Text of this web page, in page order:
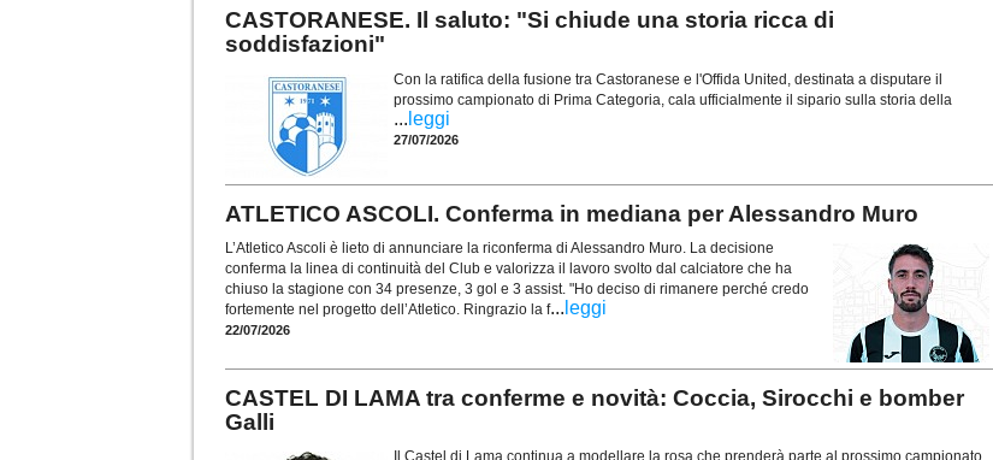
CASTORANESE. Il saluto: "Si chiude una storia ricca di
soddisfazioni"
Con la ratifica della fusione tra Castoranese e l'Offida United, destinata a disputare il
prossimo campionato di Prima Categoria, cala ufficialmente il sipario sulla storia della
... leggi
27/07/2026
ATLETICO ASCOLI. Conferma in mediana per Alessandro Muro
L’Atletico Ascoli è lieto di annunciare la riconferma di Alessandro Muro. La decisione
conferma la linea di continuità del Club e valorizza il lavoro svolto dal calciatore che ha
chiuso la stagione con 34 presenze, 3 gol e 3 assist. "Ho deciso di rimanere perché credo
fortemente nel progetto dell’Atletico. Ringrazio la f... leggi
22/07/2026
CASTEL DI LAMA tra conferme e novità: Coccia, Sirocchi e bomber
Galli
Il Castel di Lama continua a modellare la rosa che prenderà parte al prossimo campionato